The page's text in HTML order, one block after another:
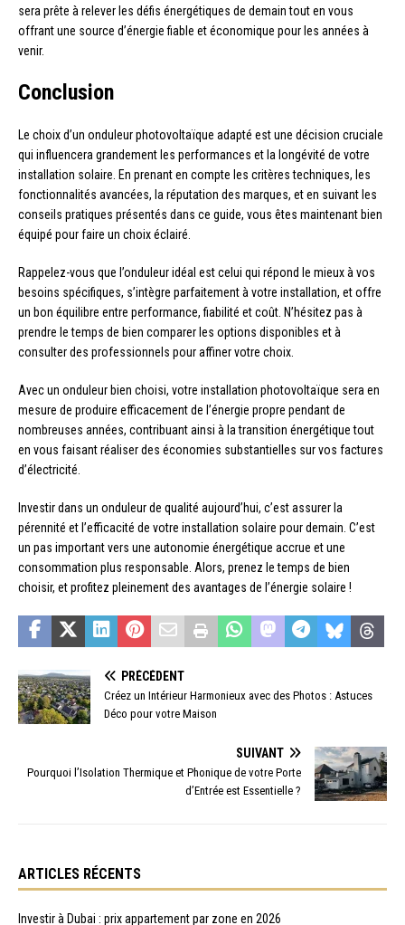
sera prête à relever les défis énergétiques de demain tout en vous
offrant une source d’énergie fiable et économique pour les années à
venir.
Conclusion
Le choix d’un onduleur photovoltaïque adapté est une décision cruciale
qui influencera grandement les performances et la longévité de votre
installation solaire. En prenant en compte les critères techniques, les
fonctionnalités avancées, la réputation des marques, et en suivant les
conseils pratiques présentés dans ce guide, vous êtes maintenant bien
équipé pour faire un choix éclairé.
Rappelez-vous que l’onduleur idéal est celui qui répond le mieux à vos
besoins spécifiques, s’intègre parfaitement à votre installation, et offre
un bon équilibre entre performance, fiabilité et coût. N’hésitez pas à
prendre le temps de bien comparer les options disponibles et à
consulter des professionnels pour affiner votre choix.
Avec un onduleur bien choisi, votre installation photovoltaïque sera en
mesure de produire efficacement de l’énergie propre pendant de
nombreuses années, contribuant ainsi à la transition énergétique tout
en vous faisant réaliser des économies substantielles sur vos factures
d’électricité.
Investir dans un onduleur de qualité aujourd’hui, c’est assurer la
pérennité et l’efficacité de votre installation solaire pour demain. C’est
un pas important vers une autonomie énergétique accrue et une
consommation plus responsable. Alors, prenez le temps de bien
choisir, et profitez pleinement des avantages de l’énergie solaire !
PRÉCÉDENT
Créez un Intérieur Harmonieux avec des Photos : Astuces
Déco pour votre Maison
SUIVANT
Pourquoi l’Isolation Thermique et Phonique de votre Porte
d’Entrée est Essentielle ?
ARTICLES RÉCENTS
Investir à Dubai : prix appartement par zone en 2026